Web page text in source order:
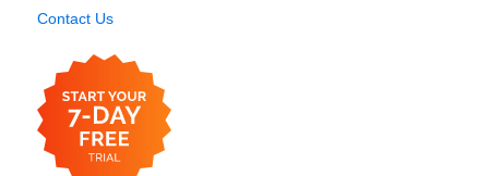
Contact Us